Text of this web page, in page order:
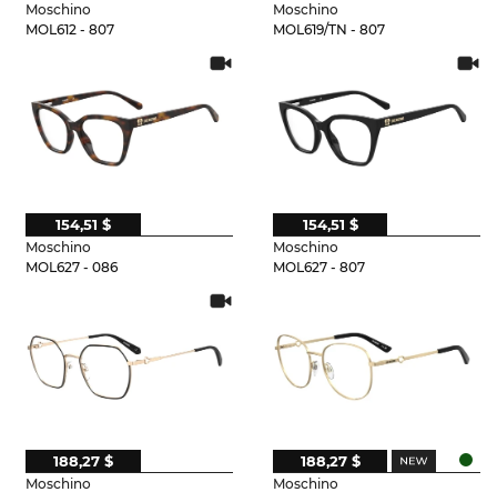
Moschino
MOL612 - 807
Moschino
MOL619/TN - 807
Moschino
MOL627 - 086
154,51 $
Moschino
MOL627 - 807
154,51 $
Moschino
188,27 $
Moschino
188,27 $